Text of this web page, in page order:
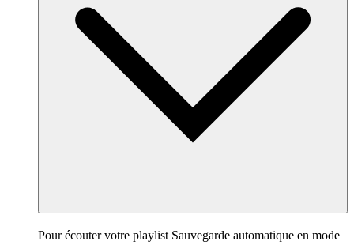
Pour écouter votre playlist Sauvegarde automatique en mode